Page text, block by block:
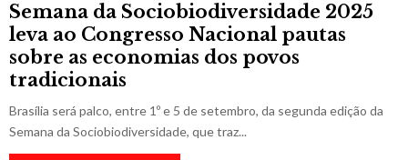
Semana da Sociobiodiversidade 2025
leva ao Congresso Nacional pautas
sobre as economias dos povos
tradicionais
Brasília será palco, entre 1º e 5 de setembro, da segunda edição da
Semana da Sociobiodiversidade, que traz...